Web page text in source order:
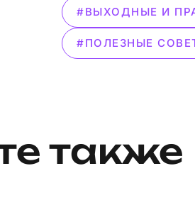
#ВЫХОДНЫЕ И
#ПОЛЕЗНЫЕ
также